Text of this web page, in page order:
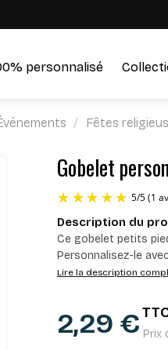
personnalisé
Fêtes
Gobelet
Description du
Ce gobelet petits
Personnalisez-le
Lire la description
2,29 € Prix